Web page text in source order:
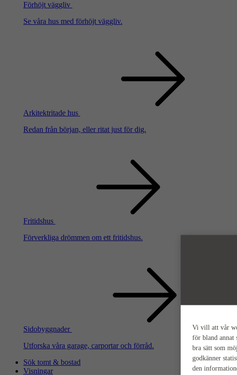
Vi vill att vår
för bland annat
bra sätt som
godkänner
den
Förhöjt väggliv
Se våra hus med förhöjt väggliv.
Arkitektritade hus
Redan från början, eller ritat just för dig.
Fritidshus
Förverkliga drömmen om ett fritidshus.
Sidobyggnader
Utforska våra garage, carportar och förråd.
Sök tomt & bostad
Visningar